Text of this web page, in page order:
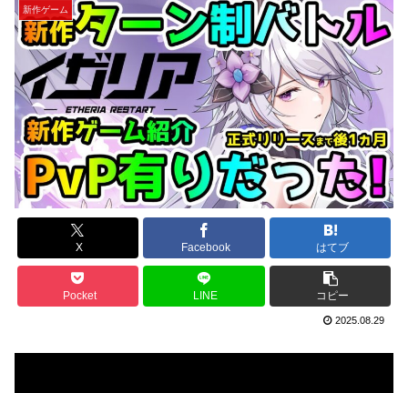
新作ゲーム
X Facebook はてブ
Pocket LINE コピー
2025.08.29